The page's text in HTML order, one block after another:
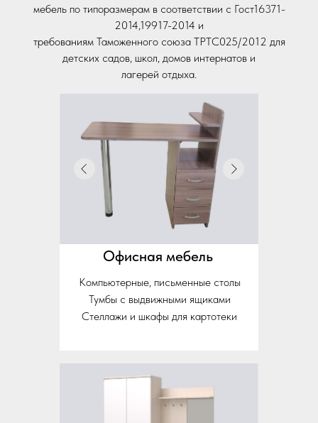
мебель по типоразмерам в соответствии с Гост16371-
2014,19917-2014 и
требованиям Таможенного союза ТРТС025/2012 для
детских садов, школ, домов интернатов и
лагерей отдыха.
Офисная мебель
Компьютерные, письменные столы
Тумбы с выдвижными ящиками
Стеллажи и шкафы для картотеки